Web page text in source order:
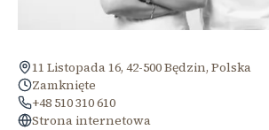
11 Listopada 16, 42-500 Będzin, Polska
Zamknięte
+48 510 310 610
Strona internetowa